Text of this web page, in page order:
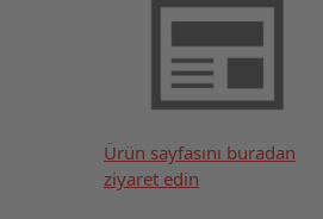
Ürün sayfasını buradan
ziyaret edin